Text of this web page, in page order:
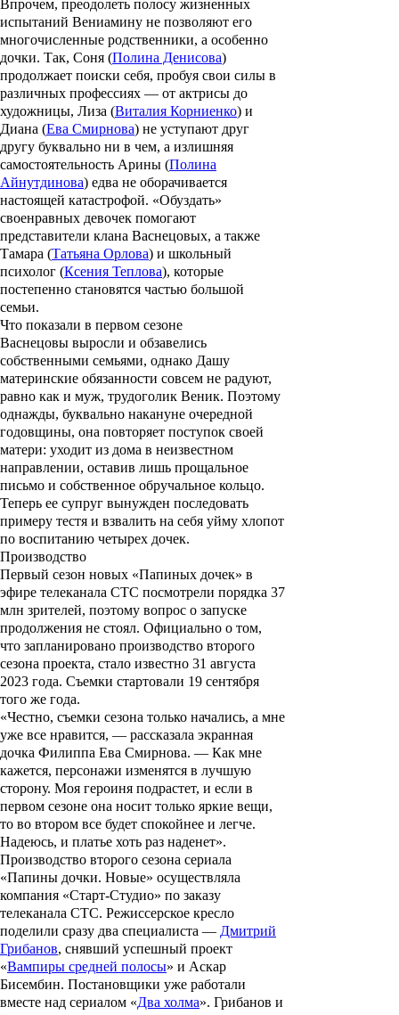
Впрочем, преодолеть полосу жизненных
испытаний Вениамину не позволяют его
многочисленные родственники, а особенно
дочки. Так, Соня (Полина Денисова)
продолжает поиски себя, пробуя свои силы в
различных профессиях — от актрисы до
художницы, Лиза (Виталия Корниенко) и
Диана (Ева Смирнова) не уступают друг
другу буквально ни в чем, а излишняя
самостоятельность Арины (Полина
Айнутдинова) едва не оборачивается
настоящей катастрофой. «Обуздать»
своенравных девочек помогают
представители клана Васнецовых, а также
Тамара (Татьяна Орлова) и школьный
психолог (Ксения Теплова), которые
постепенно становятся частью большой
семьи.
Что показали в первом сезоне
Васнецовы выросли и обзавелись
собственными семьями, однако Дашу
материнские обязанности совсем не радуют,
равно как и муж, трудоголик Веник. Поэтому
однажды, буквально накануне очередной
годовщины, она повторяет поступок своей
матери: уходит из дома в неизвестном
направлении, оставив лишь прощальное
письмо и собственное обручальное кольцо.
Теперь ее супруг вынужден последовать
примеру тестя и взвалить на себя уйму хлопот
по воспитанию четырех дочек.
Производство
Первый сезон новых «Папиных дочек» в
эфире телеканала СТС посмотрели порядка 37
млн зрителей, поэтому вопрос о запуске
продолжения не стоял. Официально о том,
что запланировано производство второго
сезона проекта, стало известно 31 августа
2023 года. Съемки стартовали 19 сентября
того же года.
«Честно, съемки сезона только начались, а мне
уже все нравится, — рассказала экранная
дочка Филиппа Ева Смирнова. — Как мне
кажется, персонажи изменятся в лучшую
сторону. Моя героиня подрастет, и если в
первом сезоне она носит только яркие вещи,
то во втором все будет спокойнее и легче.
Надеюсь, и платье хоть раз наденет».
Производство второго сезона сериала
«Папины дочки. Новые» осуществляла
компания «Старт-Студио» по заказу
телеканала СТС. Режиссерское кресло
поделили сразу два специалиста — Дмитрий
Грибанов, снявший успешный проект
«Вампиры средней полосы» и Аскар
Бисембин. Постановщики уже работали
вместе над сериалом «Два холма». Грибанов и